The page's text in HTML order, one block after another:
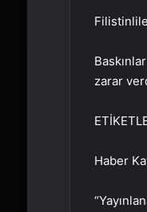
zarar
Haber